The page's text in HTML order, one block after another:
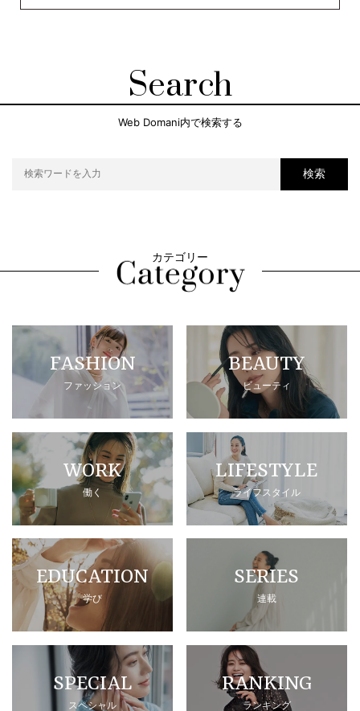
Search
Web Domani内で検索する
検索
カテゴリー
FASHION
ファッション
BEAUTY
ビューティ
WORK
働く
LIFESTYLE
ライフスタイル
EDUCATION
学び
SERIES
連載
SPECIAL
スペシャル
RANKING
ランキング